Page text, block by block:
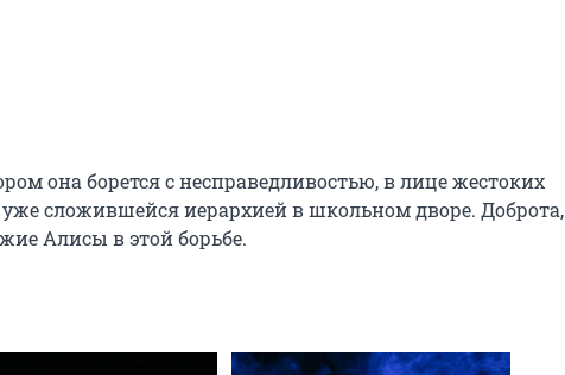
она борется с несправедливостью, в лице жестоких
сложившейся иерархией в школьном дворе. Доброта,
Алисы в этой борьбе.